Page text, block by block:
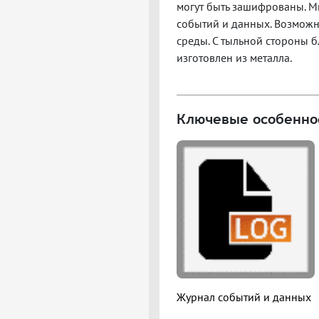
могут быть зашифрованы.
событий и данных.
среды. С тыльной стороны
изготовлен из металла.
Ключевые
Журнал событий и данных